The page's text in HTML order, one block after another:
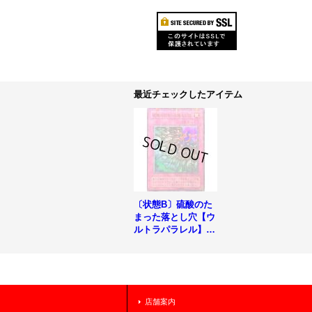
最近チェックしたアイテム
〔状態B〕硫酸のた
まった落とし穴【ウ
ルトラパラレル】{P
店舗案内